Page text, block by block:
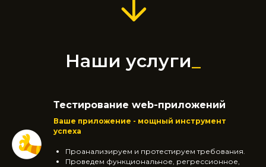
Наши услуги_
Тестирование web-приложений
Ваше приложение - мощный инструмент
успеха
Проанализируем и протестируем требования.
Проведем функциональное, регрессионное,